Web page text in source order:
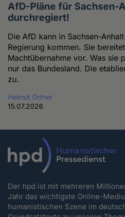
AfD-Pläne für Sachsen-
durchregiert!
Die AfD kann in Sachsen-
Regierung kommen. Sie
Machtübernahme vor. Was sie
nur das Bundesland. Die
zu.
Helmut Ortner
15.07.2026
Der hpd ist mit mehreren
Jahr das wichtigste Online-
humanistischen Szene im